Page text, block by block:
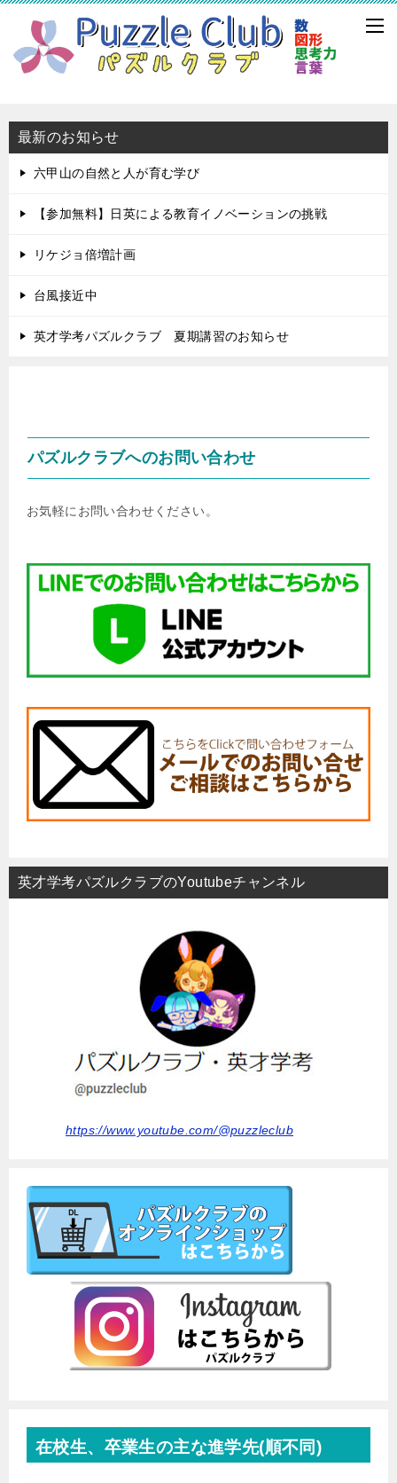
最新のお知らせ
六甲山の自然と人が育む学び
【参加無料】日英による教育イノベーションの挑戦
リケジョ倍増計画
台風接近中
英才学考パズルクラブ 夏期講習のお知らせ
パズルクラブへのお問い合わせ
お気軽にお問い合わせください。
英才学考パズルクラブのYoutubeチャンネル
https://www.youtube.com/@puzzleclub
在校生、卒業生の主な進学先(順不同)